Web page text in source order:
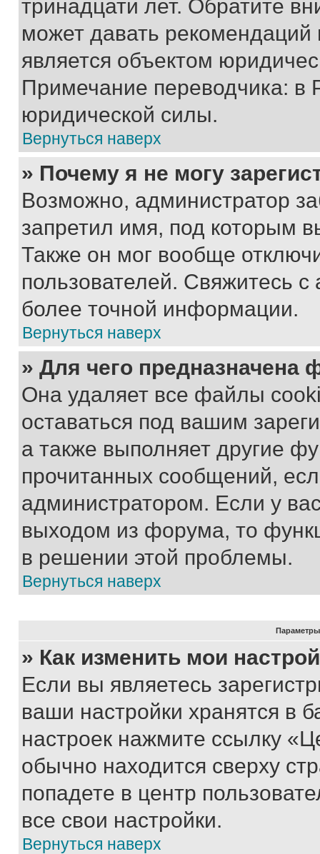
тринадцати лет. Обратите
может давать
является объектом
Примечание переводчика: в
юридической силы.
Вернуться наверх
» Почему я не могу
Возможно, администратор
запретил имя, под которым
Также он мог вообще
пользователей. Свяжитесь
более точной информации.
Вернуться наверх
» Для чего предназначена
Она удаляет все файлы
оставаться под вашим
а также выполняет другие
прочитанных сообщений,
администратором. Если у
выходом из форума, то
в решении этой проблемы.
Вернуться наверх
Параметры
» Как изменить мои
Если вы являетесь
ваши настройки хранятся в
настроек нажмите ссылку
обычно находится сверху
попадете в центр
все свои настройки.
Вернуться наверх